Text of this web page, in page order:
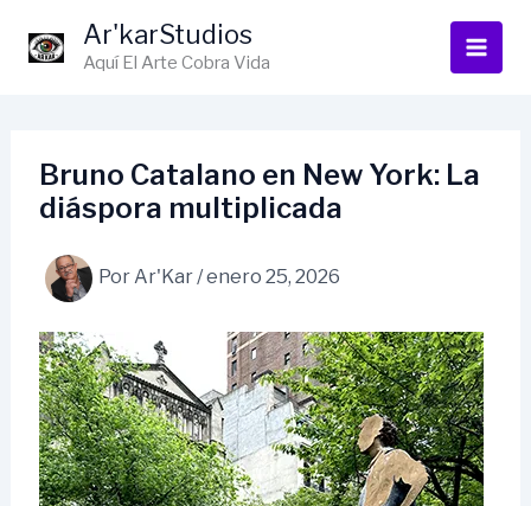
contenido
Ar'karStudios
Aquí El Arte Cobra Vida
Bruno Catalano en New York: La
diáspora multiplicada
PorAr'Kar/enero 25, 2026